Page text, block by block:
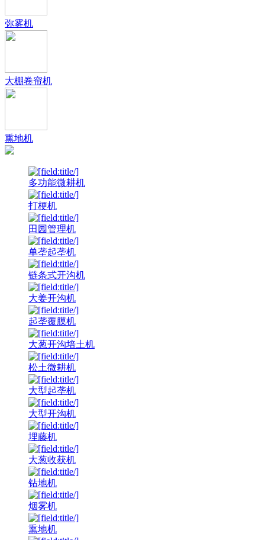
弥雾机
大棚卷帘机
熏地机
多功能微耕机
打梗机
田园管理机
单垄起垄机
链条式开沟机
大姜开沟机
起垄覆膜机
大葱开沟培土机
松土微耕机
大型起垄机
大型开沟机
埋藤机
大葱收获机
钻地机
烟雾机
熏地机